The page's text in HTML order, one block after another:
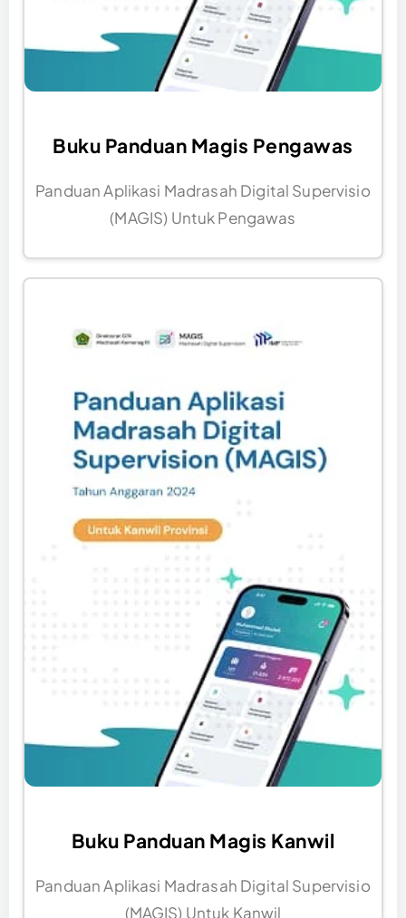
Buku Panduan Magis Pengawas
Panduan Aplikasi Madrasah Digital Supervisio
(MAGIS) Untuk Pengawas
Buku Panduan Magis Kanwil
Panduan Aplikasi Madrasah Digital Supervisio
(MAGIS) Untuk Kanwil